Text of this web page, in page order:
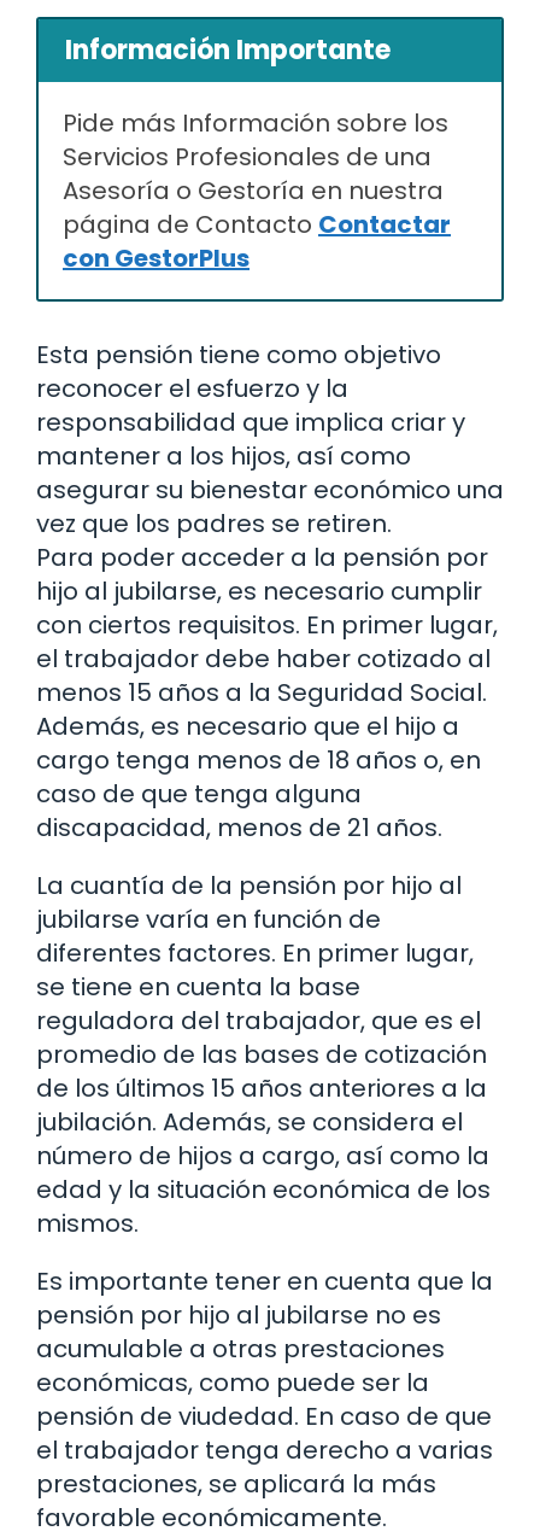
Información Importante
Pide más Información sobre los
Servicios Profesionales de una
Asesoría o Gestoría en nuestra
página de Contacto Contactar
con GestorPlus
Esta pensión tiene como objetivo
reconocer el esfuerzo y la
responsabilidad que implica criar y
mantener a los hijos, así como
asegurar su bienestar económico una
vez que los padres se retiren.
Para poder acceder a la pensión por
hijo al jubilarse, es necesario cumplir
con ciertos requisitos. En primer lugar,
el trabajador debe haber cotizado al
menos 15 años a la Seguridad Social.
Además, es necesario que el hijo a
cargo tenga menos de 18 años o, en
caso de que tenga alguna
discapacidad, menos de 21 años.
La cuantía de la pensión por hijo al
jubilarse varía en función de
diferentes factores. En primer lugar,
se tiene en cuenta la base
reguladora del trabajador, que es el
promedio de las bases de cotización
de los últimos 15 años anteriores a la
jubilación. Además, se considera el
número de hijos a cargo, así como la
edad y la situación económica de los
mismos.
Es importante tener en cuenta que la
pensión por hijo al jubilarse no es
acumulable a otras prestaciones
económicas, como puede ser la
pensión de viudedad. En caso de que
el trabajador tenga derecho a varias
prestaciones, se aplicará la más
favorable económicamente.